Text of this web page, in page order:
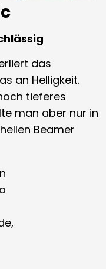
das
an Helligkeit.
tieferes
man aber nur in
Beamer